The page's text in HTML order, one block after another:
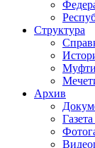
Структура
Архив